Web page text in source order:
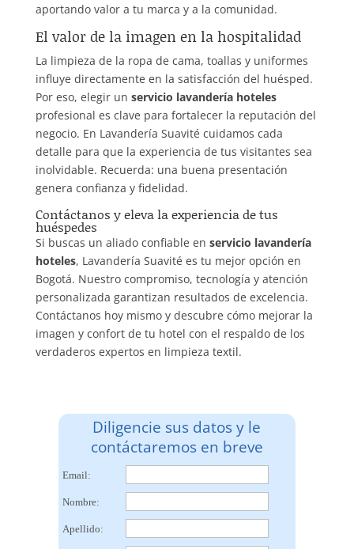
aportando valor a tu marca y a la comunidad.
El valor de la imagen en la hospitalidad
La limpieza de la ropa de cama, toallas y uniformes
influye directamente en la satisfacción del huésped.
Por eso, elegir un servicio lavandería hoteles
profesional es clave para fortalecer la reputación del
negocio. En Lavandería Suavité cuidamos cada
detalle para que la experiencia de tus visitantes sea
inolvidable. Recuerda: una buena presentación
genera confianza y fidelidad.
Contáctanos y eleva la experiencia de tus
huéspedes
Si buscas un aliado confiable en servicio lavandería
hoteles, Lavandería Suavité es tu mejor opción en
Bogotá. Nuestro compromiso, tecnología y atención
personalizada garantizan resultados de excelencia.
Contáctanos hoy mismo y descubre cómo mejorar la
imagen y confort de tu hotel con el respaldo de los
verdaderos expertos en limpieza textil.
Diligencie sus datos y le
contáctaremos en breve
Email:
Nombre:
Apellido: